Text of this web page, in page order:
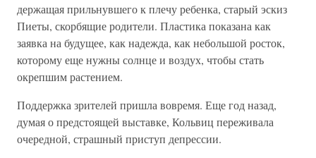
держащая прильнувшего к плечу ребенка, старый эскиз
Пиеты, скорбящие родители. Пластика показана как
заявка на будущее, как надежда, как небольшой росток,
которому еще нужны солнце и воздух, чтобы стать
окрепшим растением.
Поддержка зрителей пришла вовремя. Еще год назад,
думая о предстоящей выставке, Кольвиц переживала
очередной, страшный приступ депрессии.